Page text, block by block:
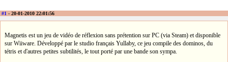
#1 - 20-01-2010 22:01:56
Magnetis est un jeu de vidéo de réflexion sans prétention sur PC (via Steam) et disponible
sur Wiiware. Développé par le studio français Yullaby, ce jeu compile des dominos, du
tétris et d'autres petites subtilités, le tout porté par une bande son sympa.